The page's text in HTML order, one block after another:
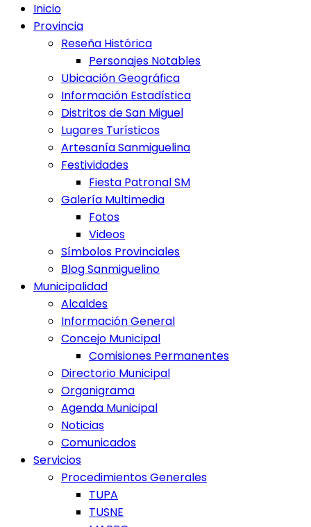
Inicio
Provincia
Reseña Histórica
Personajes Notables
Ubicación Geográfica
Información Estadística
Distritos de San Miguel
Lugares Turísticos
Artesanía Sanmiguelina
Festividades
Fiesta Patronal SM
Galería Multimedia
Fotos
Videos
Símbolos Provinciales
Blog Sanmiguelino
Municipalidad
Alcaldes
Información General
Concejo Municipal
Comisiones Permanentes
Directorio Municipal
Organigrama
Agenda Municipal
Noticias
Comunicados
Servicios
Procedimientos Generales
TUPA
TUSNE